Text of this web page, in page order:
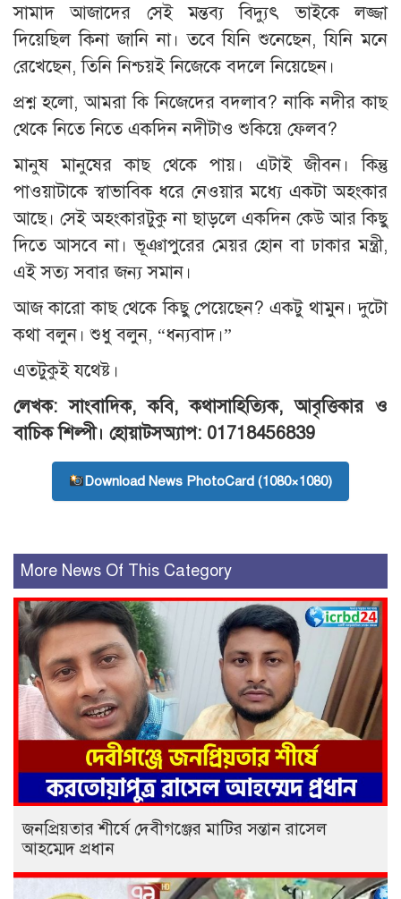
সামাদ আজাদের সেই মন্তব্য বিদ্যুৎ ভাইকে লজ্জা
দিয়েছিল কিনা জানি না। তবে যিনি শুনেছেন, যিনি মনে
রেখেছেন, তিনি নিশ্চয়ই নিজেকে বদলে নিয়েছেন।
প্রশ্ন হলো, আমরা কি নিজেদের বদলাব? নাকি নদীর কাছ
থেকে নিতে নিতে একদিন নদীটাও শুকিয়ে ফেলব?
মানুষ মানুষের কাছ থেকে পায়। এটাই জীবন। কিন্তু
পাওয়াটাকে স্বাভাবিক ধরে নেওয়ার মধ্যে একটা অহংকার
আছে। সেই অহংকারটুকু না ছাড়লে একদিন কেউ আর কিছু
দিতে আসবে না। ভূঞাপুরের মেয়র হোন বা ঢাকার মন্ত্রী,
এই সত্য সবার জন্য সমান।
আজ কারো কাছ থেকে কিছু পেয়েছেন? একটু থামুন। দুটো
কথা বলুন। শুধু বলুন, “ধন্যবাদ।”
এতটুকুই যথেষ্ট।
লেখক: সাংবাদিক, কবি, কথাসাহিত্যিক, আবৃত্তিকার ও
বাচিক শিল্পী। হোয়াটসঅ্যাপ: 01718456839
Download News PhotoCard (1080×1080)
More News Of This Category
জনপ্রিয়তার শীর্ষে দেবীগঞ্জের মাটির সন্তান রাসেল
আহম্মেদ প্রধান